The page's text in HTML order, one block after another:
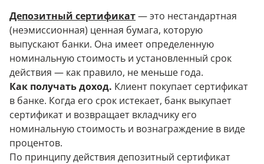
Депозитный сертификат— это нестандартная
(неэмиссионная) ценная бумага, которую
выпускают банки. Она имеет определенную
номинальную стоимость и установленный срок
действия — как правило, не меньше года.
Как получать доход. Клиент покупает сертификат
в банке. Когда его срок истекает, банк выкупает
сертификат и возвращает вкладчику его
номинальную стоимость и вознаграждение в виде
процентов.
По принципу действия депозитный сертификат